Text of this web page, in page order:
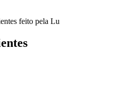
feito pela Lu